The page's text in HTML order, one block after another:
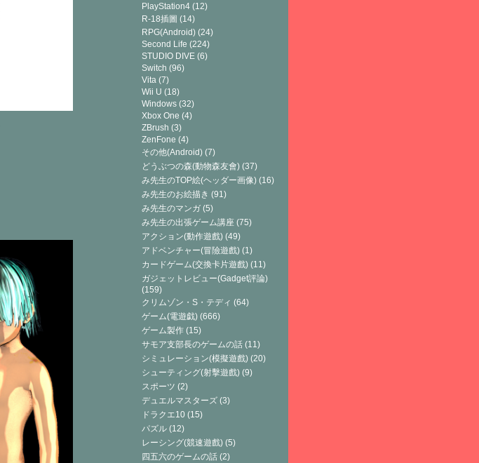
PlayStation4 (12)
R-18插圖 (14)
RPG(Android) (24)
Second Life (224)
STUDIO DIVE (6)
Switch (96)
Vita (7)
Wii U (18)
Windows (32)
Xbox One (4)
ZBrush (3)
ZenFone (4)
その他(Android) (7)
どうぶつの森(動物森友會) (37)
み先生のTOP絵(ヘッダー画像) (16)
み先生のお絵描き (91)
み先生のマンガ (5)
み先生の出張ゲーム講座 (75)
アクション(動作遊戲) (49)
アドベンチャー(冒險遊戲) (1)
カードゲーム(交換卡片遊戲) (11)
ガジェットレビュー(Gadget評論)
(159)
クリムゾン・S・テディ (64)
ゲーム(電遊戯) (666)
ゲーム製作 (15)
サモア支部長のゲームの話 (11)
シミュレーション(模擬遊戲) (20)
シューティング(射擊遊戲) (9)
スポーツ (2)
デュエルマスターズ (3)
ドラクエ10 (15)
パズル (12)
レーシング(競速遊戲) (5)
四五六のゲームの話 (2)